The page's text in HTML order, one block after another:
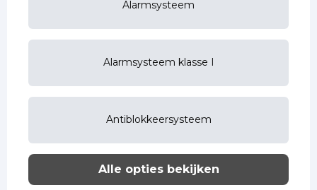
Alarmsysteem
Alarmsysteem klasse I
Antiblokkeersysteem
Alle opties bekijken